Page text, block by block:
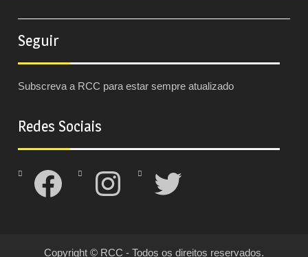
Seguir
Subscreva a RCC para estar sempre atualizado
Redes Sociais
Facebook Instagram Twitter
Copyright © RCC - Todos os direitos reservados.